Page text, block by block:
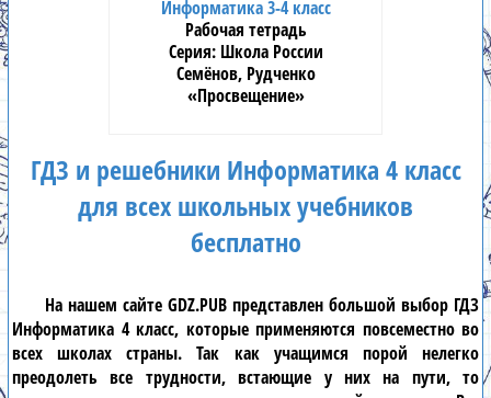
Информатика 3-4 класс
Рабочая тетрадь
Школа России
Семёнов, Рудченко
«Просвещение»
ГДЗ и решебники Информатика 4 класс
для всех школьных учебников
бесплатно
На нашем сайте GDZ.PUB представлен большой выбор ГДЗ
Информатика 4 класс, которые применяются повсеместно во
всех школах страны. Так как учащимся порой нелегко
преодолеть все трудности, встающие у них на пути, то